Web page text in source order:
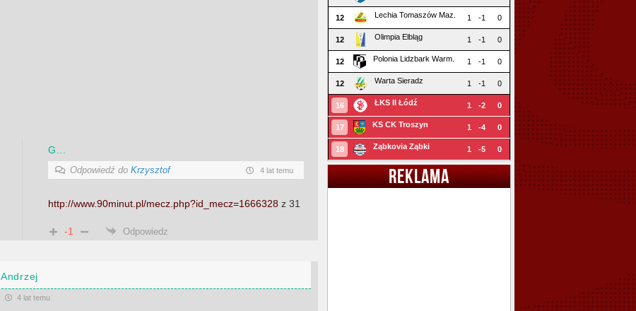
G...
Odpowiedź do Krzysztof 4 lat temu
http://www.90minut.pl/mecz.php?id_mecz=1666328 z 31
-1 Odpowiedz
Andrzej
4 lat temu
12 Lechia Tomaszów Maz. 1 -1 0
12 Olimpia Elbląg 1 -1 0
12 Polonia Lidzbark Warm. 1 -1 0
12 Warta Sieradz 1 -1 0
16 ŁKS II Łódź 1 -2 0
17 KS CK Troszyn 1 -4 0
18 Ząbkovia Ząbki 1 -5 0
REKLAMA